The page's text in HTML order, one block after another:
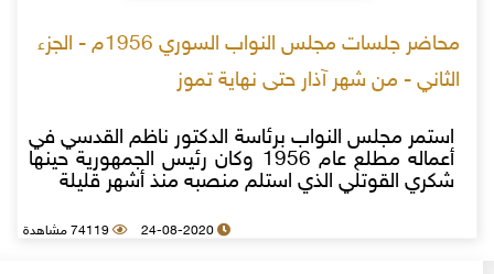
محاضر جلسات مجلس النواب السوري 1956م - الجزء
الثاني - من شهر آذار حتى نهاية تموز
استمر مجلس النواب برئاسة الدكتور ناظم القدسي في
أعماله مطلع عام 1956 وكان رئيس الجمهورية حينها
شكري القوتلي الذي استلم منصبه منذ أشهر قليلة
24-08-2020 74119 مشاهدة